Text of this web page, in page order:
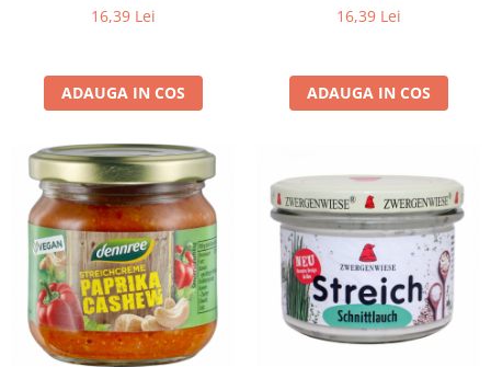
Piure bio din fructe
Batoane bio cu fructe
Biscuiti si napolitane bio
Bomboane bio
Dulciuri bio
Guma de mestecat bio
Jeleuri bio
Sticksuri, chipsuri si covrigei
Fructe, nuci, alune si seminte
Fructe bio uscate
Nuci si alune bio
16,39 Lei
ADAUGA IN COS
16,39 Lei
ADAUGA IN COS